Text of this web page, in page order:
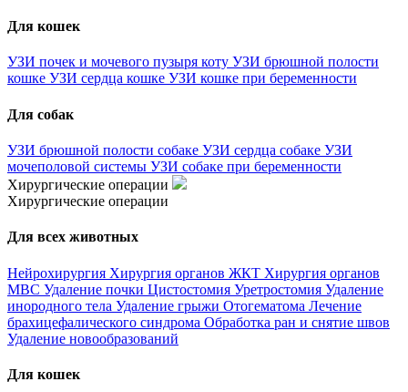
Для кошек
УЗИ почек и мочевого пузыря коту УЗИ брюшной полости
кошке УЗИ сердца кошке УЗИ кошке при беременности
Для собак
УЗИ брюшной полости собаке УЗИ сердца собаке УЗИ
мочеполовой системы УЗИ собаке при беременности
Хирургические операции
Хирургические операции
Для всех животных
Нейрохирургия Хирургия органов ЖКТ Хирургия органов
МВС Удаление почки Цистостомия Уретростомия Удаление
инородного тела Удаление грыжи Отогематома Лечение
брахицефалического синдрома Обработка ран и снятие швов
Удаление новообразований
Для кошек